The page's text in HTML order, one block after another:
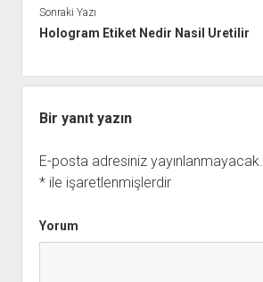
Sonraki Yazı
Hologram Etiket Nedir Nasil Uretilir
Bir yanıt yazın
E-posta adresiniz yayınlanmayacak.
*ile işaretlenmişlerdir
Yorum